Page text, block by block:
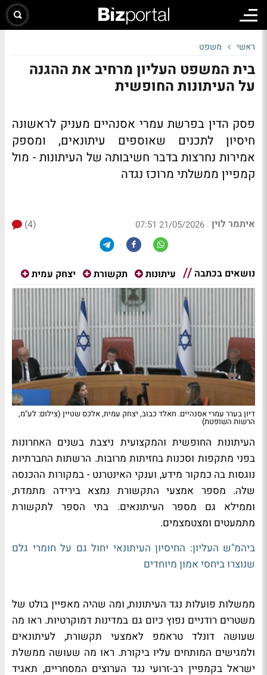
ראשי משפט
בית המשפט העליון מרחיב את ההגנה
על העיתונות החופשית
פסק הדין בפרשת עמרי אסנהיים מעניק לראשונה
חיסיון לתכנים שאוספים עיתונאים, ומספק
אמירות נחרצות בדבר חשיבותה של העיתונות - מול
קמפיין ממשלתי מרוכז נגדה
איתמר לוין |
21/05/2026 07:51
(4)
נושאים בכתבה עיתונות תקשורת יצחק עמית
דיון בערר עמרי אסנהיים. חאלד כבוב, יצחק עמית, אלכס שטיין (צילום: לע"מ,
הרשות השופטת)
העיתונות החופשית והמקצועית ניצבת בשנים האחרונות
בפני מתקפות וסכנות בחזיתות מרובות. הרשתות החברתיות
נוגסות בה כמקור מידע, וענקי האינטרנט - במקורות ההכנסה
שלה. מספר אמצעי התקשורת נמצא בירידה מתמדת,
וממילא גם מספר העיתונאים. בתי הספר לתקשורת
מתמעטים ומצטמצמים.
ביהמ"ש העליון: החיסיון העיתונאי יחול גם על חומרי גלם
שנוצרו ביחסי אמון מיוחדים
ממשלות פועלות נגד העיתונות, ומה שהיה מאפיין בולט של
משטרים רודניים נפוץ כיום גם במדינות דמוקרטיות. ראו מה
שעושה דונלד טראמפ לאמצעי תקשורת, לעיתונאים
ולמגישים המותחים עליו ביקורת. ראו מה שעושה ממשלת
ישראל בקמפיין רב-זרועי נגד הערוצים המסחריים, תאגיד